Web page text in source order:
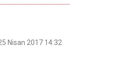
Nisan 2017 14:32